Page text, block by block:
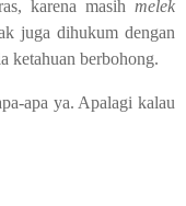
karena masih melek
juga dihukum dengan
ketahuan berbohong.
apa ya. Apalagi kalau